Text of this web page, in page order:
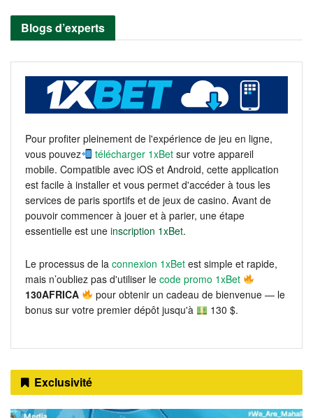
Blogs d’experts
Pour profiter pleinement de l'expérience de jeu en ligne,
vous pouvez
télécharger 1xBet sur votre appareil
mobile. Compatible avec iOS et Android, cette application
est facile à installer et vous permet d'accéder à tous les
services de paris sportifs et de jeux de casino. Avant de
pouvoir commencer à jouer et à parier, une étape
essentielle est une inscription 1xBet.
Le processus de la connexion 1xBet est simple et rapide,
mais n’oubliez pas d'utiliser le code promo 1xBet
130AFRICA
pour obtenir un cadeau de bienvenue — le
bonus sur votre premier dépôt jusqu'à
130 $.
Exclusivité